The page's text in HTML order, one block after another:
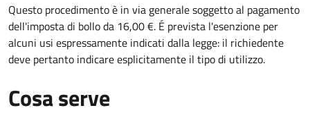
Questo procedimento è in via generale soggetto al pagamento
dell'imposta di bollo da 16,00 €. É prevista l'esenzione per
alcuni usi espressamente indicati dalla legge: il richiedente
deve pertanto indicare esplicitamente il tipo di utilizzo.
Cosa serve